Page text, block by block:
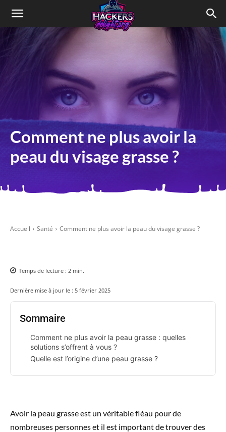
HACKERSdelight
Comment ne plus avoir la
peau du visage grasse ?
Accueil Santé Comment ne plus avoir la peau du visage grasse ?
Temps de lecture : 2 min.
Dernière mise à jour le : 5 février 2025
Sommaire
Comment ne plus avoir la peau grasse : quelles
solutions s’offrent à vous ?
Quelle est l’origine d’une peau grasse ?
Avoir la peau grasse est un véritable fléau pour de
nombreuses personnes et il est important de trouver des